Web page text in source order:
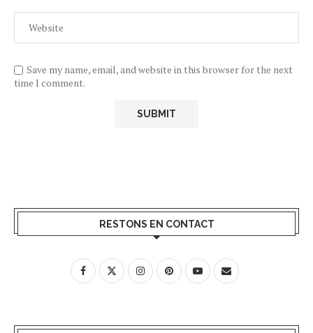
Save my name, email, and website in this browser for the next
time I comment.
RESTONS EN CONTACT